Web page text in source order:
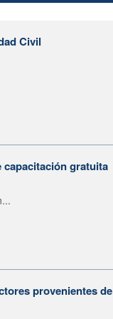
Civil
capacitación gratuita
provenientes de